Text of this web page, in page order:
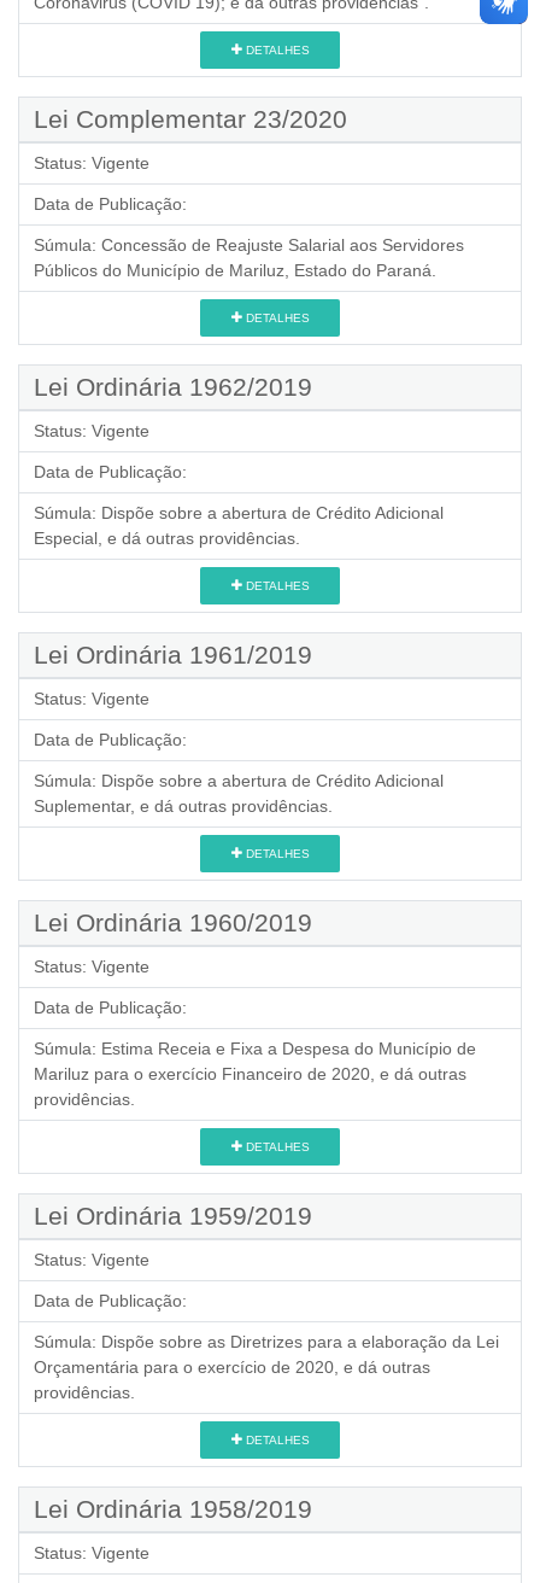
DETALHES
Lei Complementar 23/2020
Status: Vigente
Data de Publicação:
Súmula: Concessão de Reajuste Salarial aos Servidores
Públicos do Município de Mariluz, Estado do Paraná.
DETALHES
Lei Ordinária 1962/2019
Status: Vigente
Data de Publicação:
Súmula: Dispõe sobre a abertura de Crédito Adicional
Especial, e dá outras providências.
DETALHES
Lei Ordinária 1961/2019
Status: Vigente
Data de Publicação:
Súmula: Dispõe sobre a abertura de Crédito Adicional
Suplementar, e dá outras providências.
DETALHES
Lei Ordinária 1960/2019
Status: Vigente
Data de Publicação:
Súmula: Estima Receia e Fixa a Despesa do Município de
Mariluz para o exercício Financeiro de 2020, e dá outras
providências.
DETALHES
Lei Ordinária 1959/2019
Status: Vigente
Data de Publicação:
Súmula: Dispõe sobre as Diretrizes para a elaboração da Lei
Orçamentária para o exercício de 2020, e dá outras
providências.
DETALHES
Lei Ordinária 1958/2019
Status: Vigente